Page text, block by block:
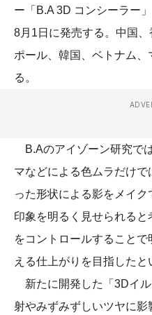
ー「B.A 3D コンシーラー
8月1日に発売する。中国
ポール、韓国、ベトナム
る。
B.Aのアイゾーン研究で
マなどによる色ムラだけ
った形状による影をメイ
印象を明るく見せられる
をコントロールすること
える仕上がりを目指したと
新たに開発した「3Dイ
射やみずみずしいツヤに